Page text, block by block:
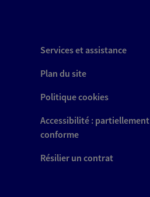
Services et assistance
Plan du site
Politique cookies
Accessibilité : partiellement
conforme
Résilier un contrat